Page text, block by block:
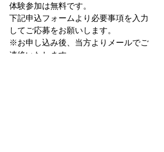
体験参加は無料です。
下記申込フォームより必要事項を入力
してご応募をお願いします。
※お申し込み後、当方よりメールでご
連絡いたします。